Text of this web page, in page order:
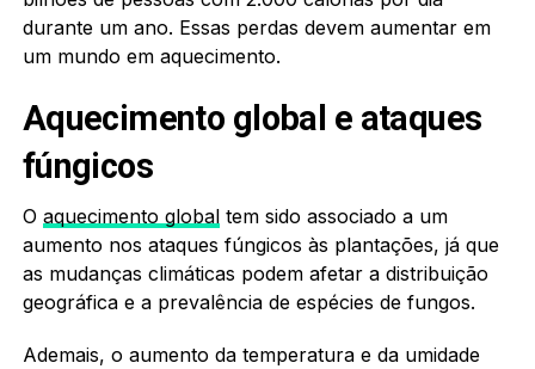
durante um ano. Essas perdas devem aumentar em
um mundo em aquecimento.
Aquecimento global e ataques
fúngicos
O aquecimento globaltem sido associado a um
aumento nos ataques fúngicos às plantações, já que
as mudanças climáticas podem afetar a distribuição
geográfica e a prevalência de espécies de fungos.
Ademais, o aumento da temperatura e da umidade